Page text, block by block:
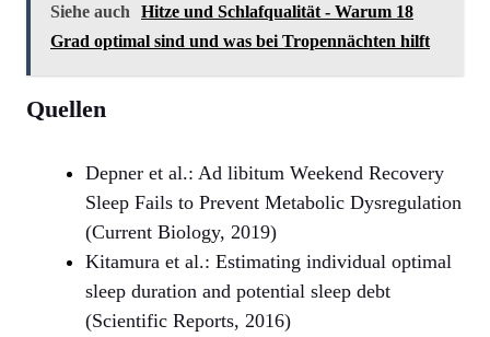
Siehe auch
Hitze und Schlafqualität - Warum 18
Grad optimal sind und was bei Tropennächten hilft
Quellen
Depner et al.: Ad libitum Weekend Recovery
Sleep Fails to Prevent Metabolic Dysregulation
(Current Biology, 2019)
Kitamura et al.: Estimating individual optimal
sleep duration and potential sleep debt
(Scientific Reports, 2016)